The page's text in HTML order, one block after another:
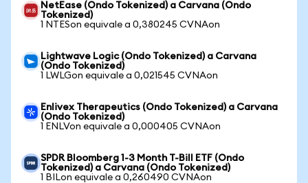
NetEase (Ondo Tokenized) a Carvana (Ondo
Tokenized)
1 NTESon equivale a 0,380245 CVNAon
Lightwave Logic (Ondo Tokenized) a Carvana
(Ondo Tokenized)
1 LWLGon equivale a 0,021545 CVNAon
Enlivex Therapeutics (Ondo Tokenized) a Carvana
(Ondo Tokenized)
1 ENLVon equivale a 0,000405 CVNAon
SPDR Bloomberg 1-3 Month T-Bill ETF (Ondo
Tokenized) a Carvana (Ondo Tokenized)
1 BILon equivale a 0,260490 CVNAon